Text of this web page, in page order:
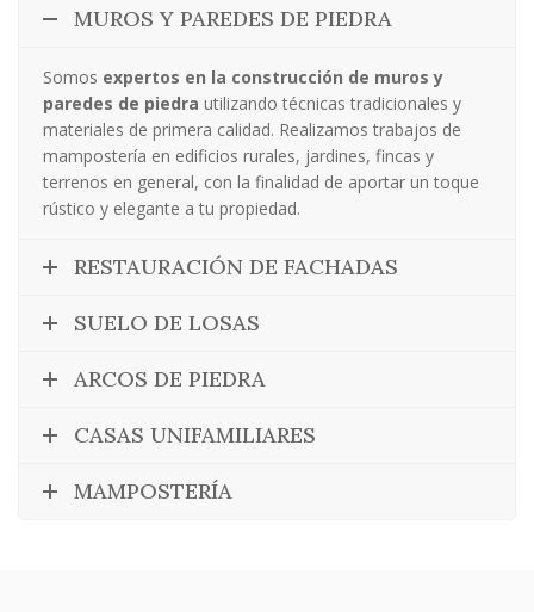
MUROS Y PAREDES DE PIEDRA
Somos expertos en la construcción de muros y
paredes de piedra utilizando técnicas tradicionales y
materiales de primera calidad. Realizamos trabajos de
mampostería en edificios rurales, jardines, fincas y
terrenos en general, con la finalidad de aportar un toque
rústico y elegante a tu propiedad.
RESTAURACIÓN DE FACHADAS
SUELO DE LOSAS
ARCOS DE PIEDRA
CASAS UNIFAMILIARES
MAMPOSTERÍA